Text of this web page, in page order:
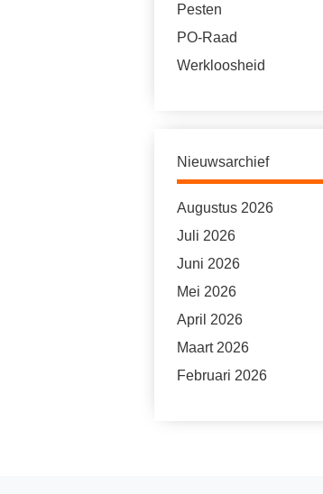
Pesten
PO-Raad
Werkloosheid
Nieuwsarchief
Augustus 2026
Juli 2026
Juni 2026
Mei 2026
April 2026
Maart 2026
Februari 2026